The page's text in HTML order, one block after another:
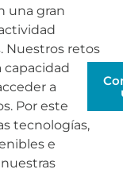
una gran
Nuestros retos
capacidad
a
Por este
tecnologías,
e